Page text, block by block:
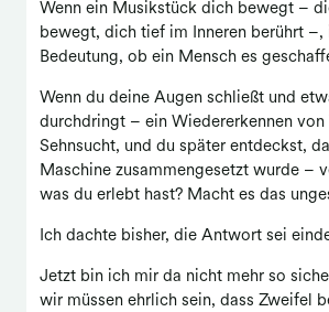
Wenn ein Musikstück dich bewegt –
bewegt, dich tief im Inneren berührt –,
Bedeutung, ob ein Mensch es
Wenn du deine Augen schließt und
durchdringt – ein Wiedererkennen von
Sehnsucht, und du später entdeckst,
Maschine zusammengesetzt wurde –
was du erlebt hast? Macht es das
Ich dachte bisher, die Antwort sei
Jetzt bin ich mir da nicht mehr so
wir müssen ehrlich sein, dass Zweifel